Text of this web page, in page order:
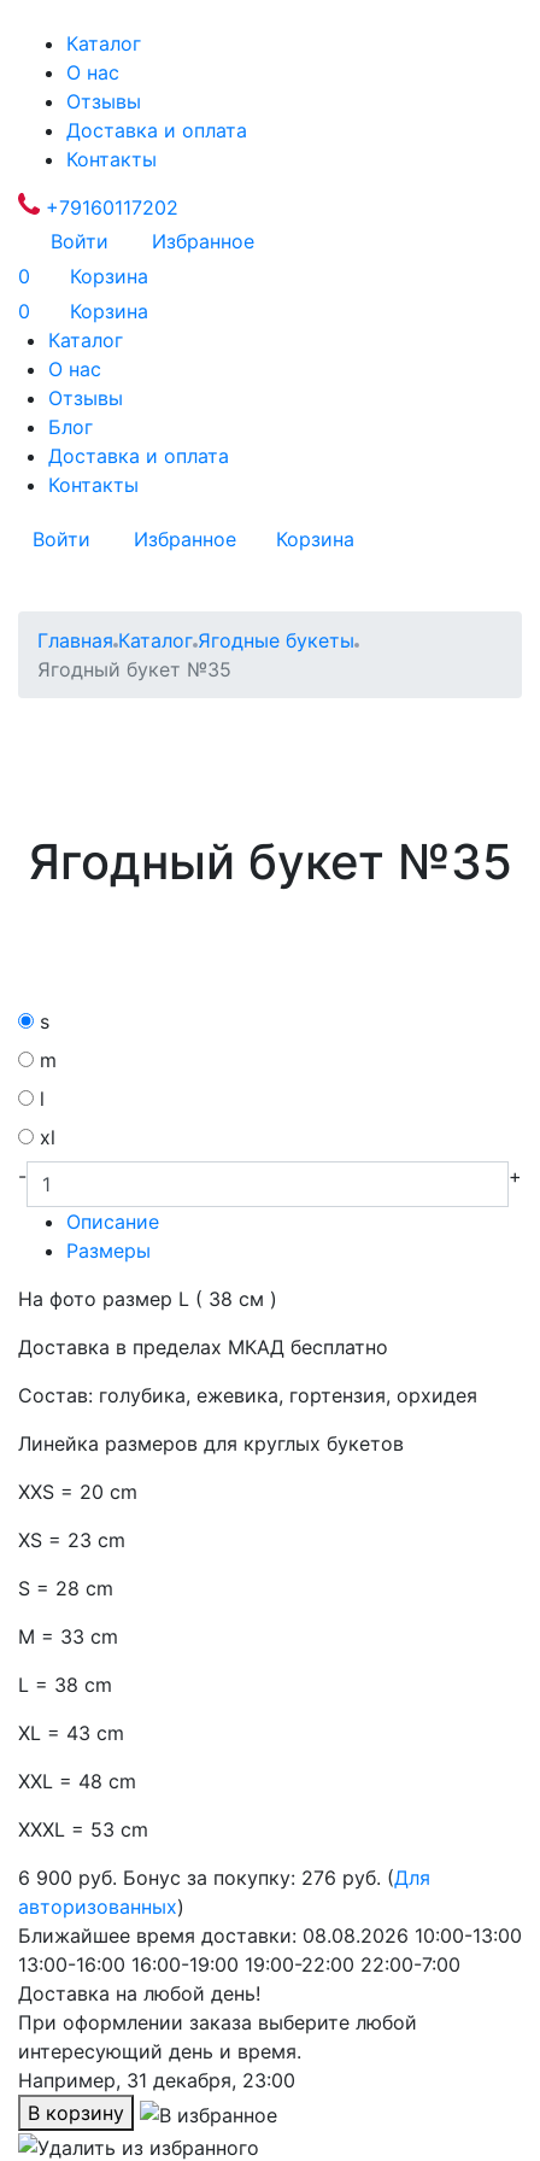
Каталог
О нас
Отзывы
Доставка и оплата
Контакты
+79160117202
Войти
Избранное
0
Корзина
0
Корзина
Каталог
О нас
Отзывы
Блог
Доставка и оплата
Контакты
Войти Избранное Корзина
Главная Каталог Ягодные букеты
Ягодный букет №35
Ягодный букет №35
s
m
l
xl
-
+
Описание
Размеры
На фото размер L ( 38 см )
Доставка в пределах МКАД бесплатно
Состав: голубика, ежевика, гортензия, орхидея
Линейка размеров для круглых букетов
XXS = 20 cm
XS = 23 cm
S = 28 cm
M = 33 cm
L = 38 cm
XL = 43 cm
XXL = 48 cm
XXXL = 53 cm
6 900 руб. Бонус за покупку: 276 руб. (Для
авторизованных)
Ближайшее время доставки: 08.08.2026 10:00-13:00
13:00-16:00 16:00-19:00 19:00-22:00 22:00-7:00
Доставка на любой день!
При оформлении заказа выберите любой
интересующий день и время.
Например, 31 декабря, 23:00
В корзину